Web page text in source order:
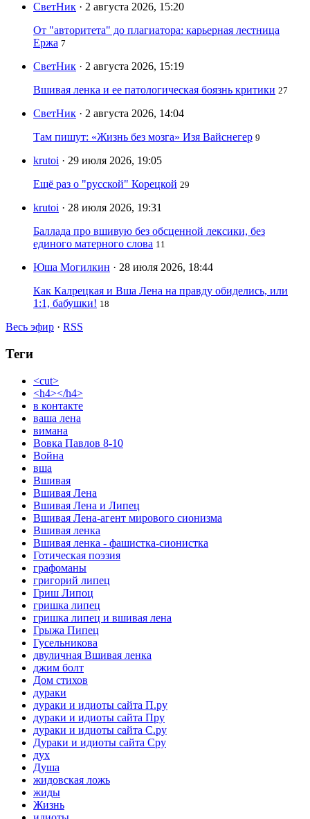
СветНик · 2 августа 2026, 15:20
От "авторитета" до плагиатора: карьерная лестница
Ержа 7
СветНик · 2 августа 2026, 15:19
Вшивая ленка и ее патологическая боязнь критики 27
СветНик · 2 августа 2026, 14:04
Там пишут: «Жизнь без мозга» Изя Вайснегер 9
krutoi · 29 июля 2026, 19:05
Ещё раз о "русской" Корецкой 29
krutoi · 28 июля 2026, 19:31
Баллада про вшивую без обсценной лексики, без
единого матерного слова 11
Юша Могилкин · 28 июля 2026, 18:44
Как Калрецкая и Вша Лена на правду обиделись, или
1:1, бабушки! 18
Весь эфир · RSS
Теги
<cut>
<h4></h4>
в контакте
ваша лена
вимана
Вовка Павлов 8-10
Война
вша
Вшивая
Вшивая Лена
Вшивая Лена и Липец
Вшивая Лена-агент мирового сионизма
Вшивая ленка
Вшивая ленка - фашистка-сионистка
Готическая поэзия
графоманы
григорий липец
Гриш Липоц
гришка липец
гришка липец и вшивая лена
Грыжа Пипец
Гусельникова
двуличная Вшивая ленка
джим болт
Дом стихов
дураки
дураки и идиоты сайта П.ру
дураки и идиоты сайта Пру
дураки и идиоты сайта С.ру
Дураки и идиоты сайта Сру
дух
Душа
жидовская ложь
жиды
Жизнь